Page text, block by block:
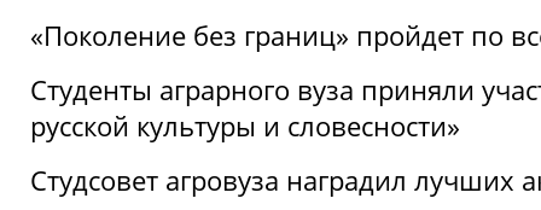
«Поколение без границ» пройдет по
Студенты аграрного вуза приняли
русской культуры и словесности»
Студсовет агровуза наградил лучших